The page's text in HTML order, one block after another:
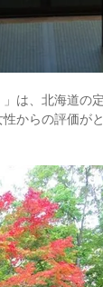
」は、北海道
からの評価が